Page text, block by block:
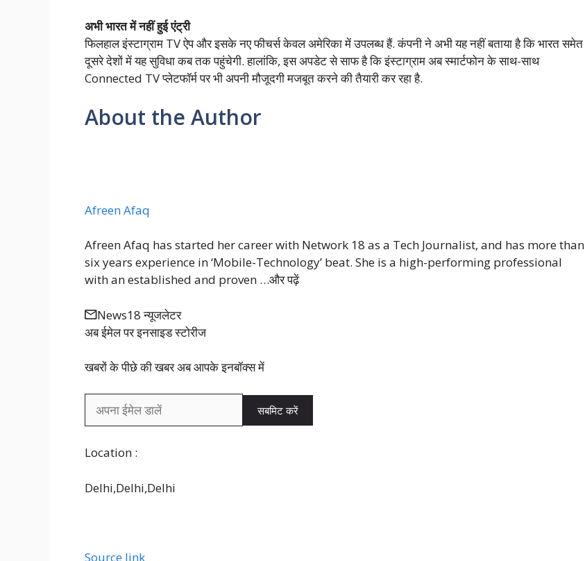
अभी भारत में नहीं हुई एंट्री
फिलहाल इंस्टाग्राम TV ऐप और इसके नए फीचर्स केवल अमेरिका में उपलब्ध हैं. कंपनी ने अभी यह नहीं बताया है कि भारत समेत
दूसरे देशों में यह सुविधा कब तक पहुंचेगी. हालांकि, इस अपडेट से साफ है कि इंस्टाग्राम अब स्मार्टफोन के साथ-साथ
Connected TV प्लेटफॉर्म पर भी अपनी मौजूदगी मजबूत करने की तैयारी कर रहा है.
About the Author
Afreen Afaq
Afreen Afaq has started her career with Network 18 as a Tech Journalist, and has more than
six years experience in ‘Mobile-Technology’ beat. She is a high-performing professional
with an established and proven …और पढ़ें
News18 न्यूजलेटर
अब ईमेल पर इनसाइड स्‍टोर‍ीज
खबरों के पीछे की खबर अब आपके इनबॉक्‍स में
सबमिट करें
Location :
Delhi,Delhi,Delhi
Source link